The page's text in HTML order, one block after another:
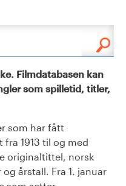
Filmdatabasen kan
som spilletid, titler,
som har fått
1913 til og med
originaltittel, norsk
årstall. Fra 1. januar